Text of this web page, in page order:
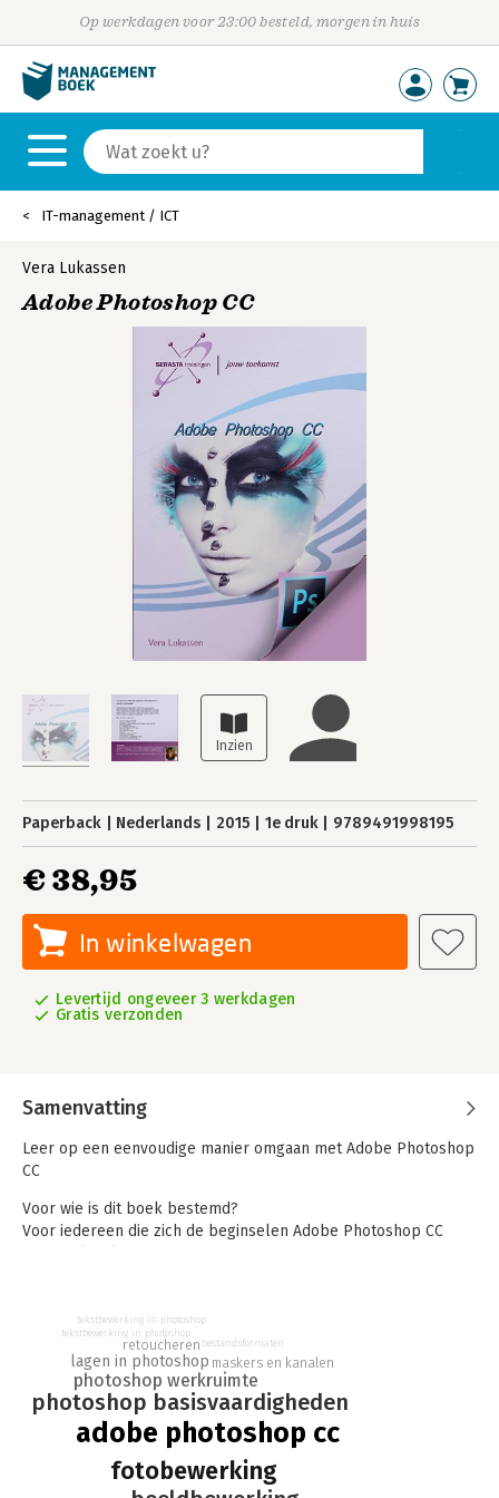
Op werkdagen voor 23:00 besteld, morgen in huis
IT-management / ICT
Vera Lukassen
Adobe Photoshop CC
Paperback Nederlands 2015 1e druk 9789491998195
€ 38,95
In winkelwagen
Levertijd ongeveer 3 werkdagen
Gratis verzonden
Samenvatting
Leer op een eenvoudige manier omgaan met Adobe Photoshop
CC
Voor wie is dit boek bestemd?
Voor iedereen die zich de beginselen Adobe Photoshop CC
Elk hoofdstuk staat boordevol oefeningen die u kunt maken.
Photoshop is het toonaangevende foto bewerkingsprogramma.
Ontdek de oneindige mogelijkheden van Photoshop en doe dat
aan de hand van de talloze verrassende voorbeelden in dit
cursusboek.
Met dit boek leert u onder andere:
- De opzet van Adobe Photoshop CC
- Een eigen werkruimte creëren
adobe photoshop cc
fotobewerking
photoshop basisvaardigheden
photoshop werkruimte
lagen in photoshop
retoucheren
maskers en kanalen
bestandsformaten
tekstbewerking in photoshop
tekstbewerking in photoshop